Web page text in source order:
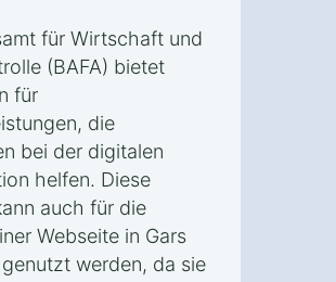
für Wirtschaft und
(BAFA) bietet
für
die
bei der digitalen
helfen. Diese
auch für die
Webseite in Gars
werden, da sie